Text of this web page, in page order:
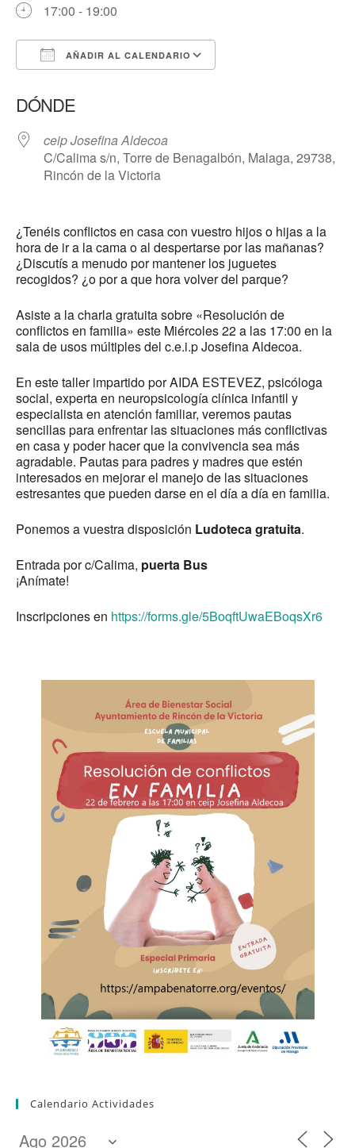
17:00 - 19:00
AÑADIR AL CALENDARIO
DÓNDE
ceip Josefina Aldecoa
C/Calima s/n, Torre de Benagalbón, Malaga, 29738,
Rincón de la Victoria
¿Tenéis conflictos en casa con vuestro hijos o hijas a la
hora de ir a la cama o al despertarse por las mañanas?
¿Discutís a menudo por mantener los juguetes
recogidos? ¿o por a que hora volver del parque?
Asiste a la charla gratuita sobre «Resolución de
conflictos en familia» este Miércoles 22 a las 17:00 en la
sala de usos múltiples del c.e.i.p Josefina Aldecoa.
En este taller impartido por AIDA ESTEVEZ, psicóloga
social, experta en neuropsicología clínica infantil y
especialista en atención familiar, veremos pautas
sencillas para enfrentar las situaciones más conflictivas
en casa y poder hacer que la convivencia sea más
agradable. Pautas para padres y madres que estén
interesados en mejorar el manejo de las situaciones
estresantes que pueden darse en el día a día en familia.
Ponemos a vuestra disposición Ludoteca gratuita.
Entrada por c/Calima, puerta Bus
¡Anímate!
Inscripciones en https://forms.gle/5BoqftUwaEBoqsXr6
Calendario Actividades